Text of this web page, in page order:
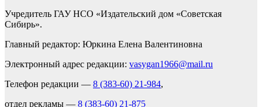
Учредитель ГАУ НСО «Издательский дом «Советская
Сибирь».
Главный редактор: Юркина Елена Валентиновна
Электронный адрес редакции: vasygan1966@mail.ru
Телефон редакции — 8 (383-60) 21-984,
отдел рекламы — 8 (383-60) 21-875